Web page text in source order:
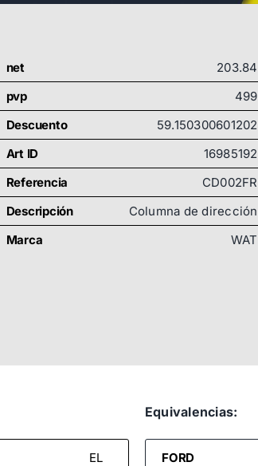
net
203.84
pvp
499
Descuento
59.150300601202
Art ID
16985192
Referencia
CD002FR
Descripción
Columna de dirección
Marca
WAT
EL
Equivalencias:
FORD